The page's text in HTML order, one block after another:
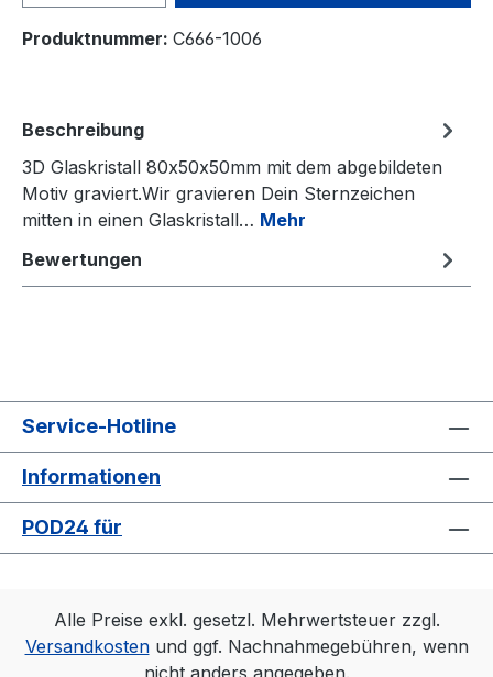
Produktnummer: C666-1006
Beschreibung
3D Glaskristall 80x50x50mm mit dem abgebildeten
Motiv graviert.Wir gravieren Dein Sternzeichen
mitten in einen Glaskristall… Mehr
Bewertungen
Service-Hotline
Informationen
POD24 für
Alle Preise exkl. gesetzl. Mehrwertsteuer zzgl.
Versandkostenund ggf. Nachnahmegebühren, wenn
nicht anders angegeben.